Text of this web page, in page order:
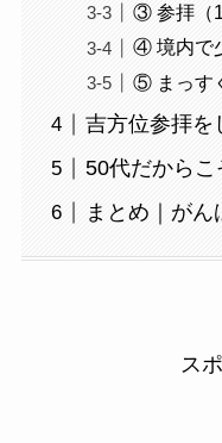
③ 参拝（
④ 境内で
⑤ まっす
吉方位参拝を
50代だから
まとめ｜が
ス